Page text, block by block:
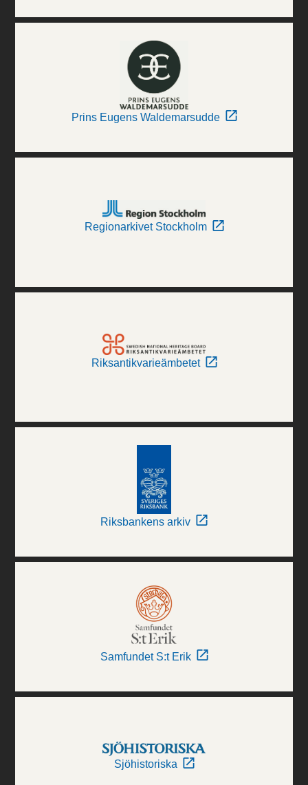
Prins Eugens Waldemarsudde
Regionarkivet Stockholm
Riksantikvarieämbetet
Riksbankens arkiv
Samfundet S:t Erik
Sjöhistoriska